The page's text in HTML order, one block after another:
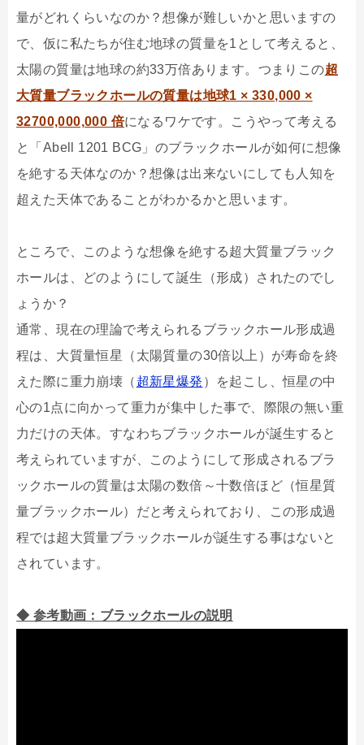
量がどれくらいなのか？想像が難しいかと思いますの
で、仮に私たちが住む地球の質量を1として考えると、
太陽の質量は地球の約33万倍あります。つまりこの超
大質量ブラックホールの質量は地球1 × 330,000 ×
32700,000,000 倍になるワケです。こうやって考える
と「Abell 1201 BCG」のブラックホールが如何に想像
を絶する天体なのか？想像は出来ないにしても人知を
超えた天体であることがわかるかと思います。
ところで、このような想像を絶する超大質量ブラック
ホールは、どのようにして誕生（形成）されたのでし
ょうか？
通常、現在の理論で考えられるブラックホール形成過
程は、大質量恒星（太陽質量の30倍以上）が寿命を終
えた際に重力崩壊（ 超新星爆発 ）を起こし、恒星の中
心の1点に向かって重力が集中した事で、際限の無い重
力だけの天体。すなわちブラックホールが誕生すると
考えられていますが、このようにして形成されるブラ
ックホールの質量は太陽の数倍～十数倍ほど（恒星質
量ブラックホール）だと考えられており、この形成過
程では超大質量ブラックホールが誕生する事はないと
されています。
◆ 参考動画：ブラックホールの説明